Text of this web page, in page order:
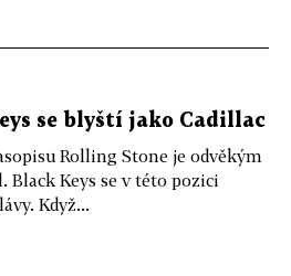
se blyští jako Cadillac
Rolling Stone je odvěkým
Black Keys se v této pozici
Když...